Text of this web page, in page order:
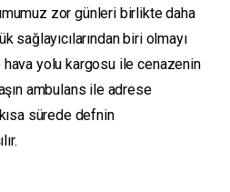
zor günleri birlikte daha
sağlayıcılarından biri olmayı
yolu kargosu ile cenazenin
ambulans ile adrese
sürede defnin